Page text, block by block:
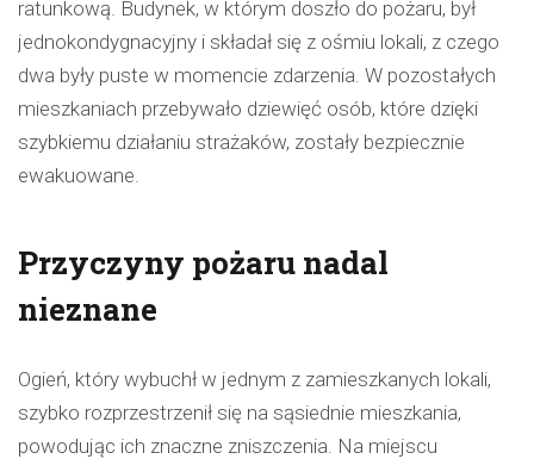
ratunkową. Budynek, w którym doszło do pożaru, był
jednokondygnacyjny i składał się z ośmiu lokali, z czego
dwa były puste w momencie zdarzenia. W pozostałych
mieszkaniach przebywało dziewięć osób, które dzięki
szybkiemu działaniu strażaków, zostały bezpiecznie
ewakuowane.
Przyczyny pożaru nadal
nieznane
Ogień, który wybuchł w jednym z zamieszkanych lokali,
szybko rozprzestrzenił się na sąsiednie mieszkania,
powodując ich znaczne zniszczenia. Na miejscu